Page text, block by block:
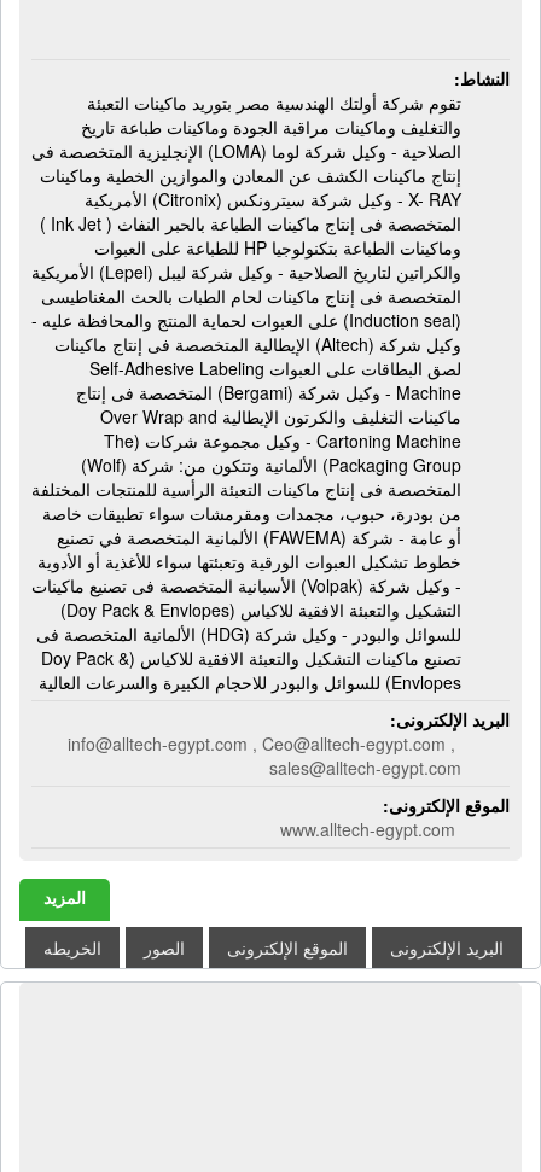
النشاط:
تقوم شركة أولتك الهندسية مصر بتوريد ماكينات التعبئة
والتغليف وماكينات مراقبة الجودة وماكينات طباعة تاريخ
الصلاحية - وكيل شركة لوما (LOMA) الإنجليزية المتخصصة فى
إنتاج ماكينات الكشف عن المعادن والموازين الخطية وماكينات
X- RAY - وكيل شركة سيترونكس (Citronix) الأمريكية
المتخصصة فى إنتاج ماكينات الطباعة بالحبر النفاث ( Ink Jet )
وماكينات الطباعة بتكنولوجيا HP للطباعة على العبوات
والكراتين لتاريخ الصلاحية - وكيل شركة ليبل (Lepel) الأمريكية
المتخصصة فى إنتاج ماكينات لحام الطبات بالحث المغناطيسى
(Induction seal) على العبوات لحماية المنتج والمحافظة عليه -
وكيل شركة (Altech) الإيطالية المتخصصة فى إنتاج ماكينات
لصق البطاقات على العبوات Self-Adhesive Labeling
Machine - وكيل شركة (Bergami) المتخصصة فى إنتاج
ماكينات التغليف والكرتون الإيطالية Over Wrap and
Cartoning Machine - وكيل مجموعة شركات (The
Packaging Group) الألمانية وتتكون من: شركة (Wolf)
المتخصصة فى إنتاج ماكينات التعبئة الرأسية للمنتجات المختلفة
من بودرة، حبوب، مجمدات ومقرمشات سواء تطبيقات خاصة
أو عامة - شركة (FAWEMA) الألمانية المتخصصة في تصنيع
خطوط تشكيل العبوات الورقية وتعبئتها سواء للأغذية أو الأدوية
- وكيل شركة (Volpak) الأسبانية المتخصصة فى تصنيع ماكينات
التشكيل والتعبئة الافقية للاكياس (Doy Pack & Envlopes)
للسوائل والبودر - وكيل شركة (HDG) الألمانية المتخصصة فى
تصنيع ماكينات التشكيل والتعبئة الافقية للاكياس (Doy Pack &
Envlopes) للسوائل والبودر للاحجام الكبيرة والسرعات العالية
البريد الإلكترونى:
info@alltech-egypt.com , Ceo@alltech-egypt.com ,
sales@alltech-egypt.com
الموقع الإلكترونى:
www.alltech-egypt.com
المزيد
البريد الإلكترونى الموقع الإلكترونى الصور الخريطه